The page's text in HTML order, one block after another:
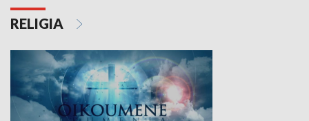
RELIGIA